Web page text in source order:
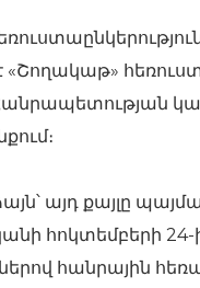
«Շողակաթ»
այդ քայլը
հոկտեմբերի 24-
հանրային